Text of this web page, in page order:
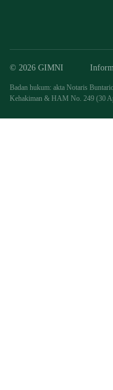
© 2026 GIMNI
Badan hukum: akta Notaris
Kehakiman & HAM No. 249 (30